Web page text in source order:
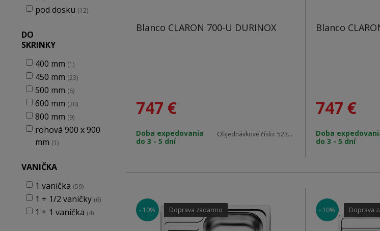
pod dosku (12)
DO
SKRINKY
400 mm (1)
450 mm (23)
500 mm (6)
600 mm (30)
800 mm (9)
rohová 900 x 900
mm (1)
VANIČKA
1 vanička (59)
1 + 1/2 vaničky (6)
1 + 1 vanička (4)
Blanco CLARON 700-U DURINOX
747 €
Doba expedovania
do 3 - 5 dní
Objednávkové číslo: 523387
Blanco
747 €
Doba
do 3 - 5 dní
- 10% Doprava zadarmo - 10% Doprava